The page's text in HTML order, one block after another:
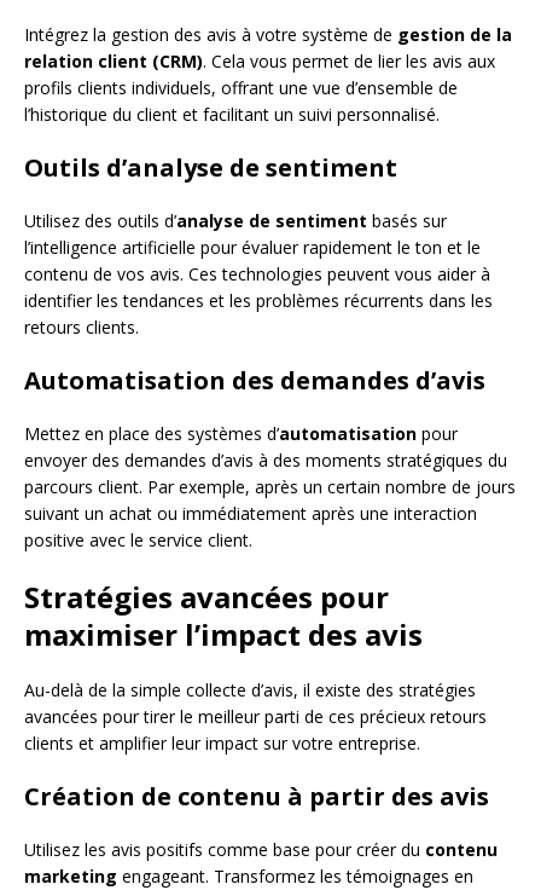
Intégrez la gestion des avis à votre système de gestion de la
relation client (CRM). Cela vous permet de lier les avis aux
profils clients individuels, offrant une vue d’ensemble de
l’historique du client et facilitant un suivi personnalisé.
Outils d’analyse de sentiment
Utilisez des outils d’analyse de sentiment basés sur
l’intelligence artificielle pour évaluer rapidement le ton et le
contenu de vos avis. Ces technologies peuvent vous aider à
identifier les tendances et les problèmes récurrents dans les
retours clients.
Automatisation des demandes d’avis
Mettez en place des systèmes d’automatisation pour
envoyer des demandes d’avis à des moments stratégiques du
parcours client. Par exemple, après un certain nombre de jours
suivant un achat ou immédiatement après une interaction
positive avec le service client.
Stratégies avancées pour
maximiser l’impact des avis
Au-delà de la simple collecte d’avis, il existe des stratégies
avancées pour tirer le meilleur parti de ces précieux retours
clients et amplifier leur impact sur votre entreprise.
Création de contenu à partir des avis
Utilisez les avis positifs comme base pour créer du contenu
marketing engageant. Transformez les témoignages en